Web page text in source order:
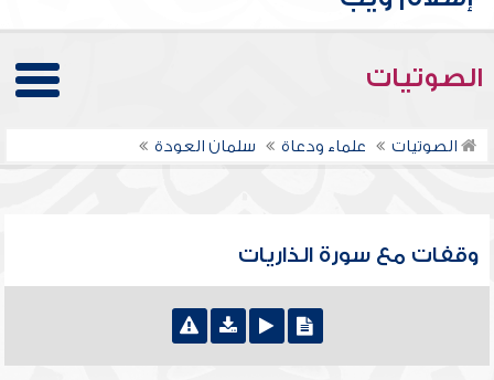
الصوتيات
الصوتيات علماء ودعاة سلمان العودة
وقفات مع سورة الذاريات